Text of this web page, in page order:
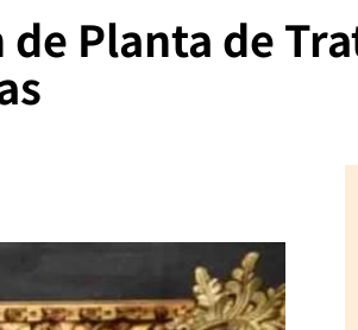
Planta de